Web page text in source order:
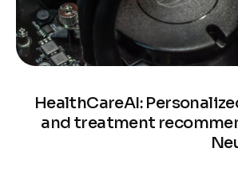
HealthCareAI:
and treatment